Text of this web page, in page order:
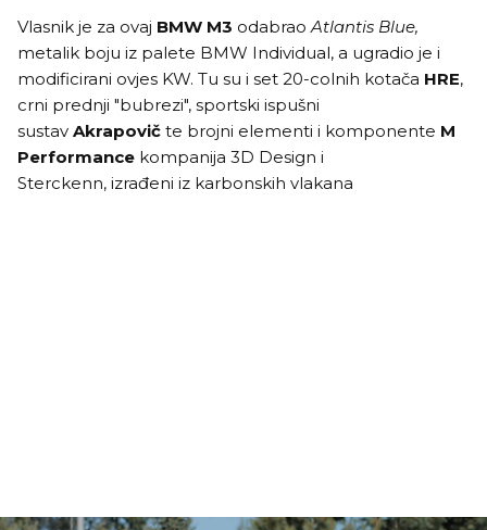
Vlasnik je za ovaj BMW M3 odabraoAtlantis Blue,
metalik boju iz palete BMW Individual, a ugradio je i
modificirani ovjes KW. Tu su i set 20-colnih kotača HRE,
crni prednji "bubrezi", sportski ispušni
sustav Akrapovič te brojni elementi i komponente M
Performance kompanija 3D Design i
Sterckenn, izrađeni iz karbonskih vlakana